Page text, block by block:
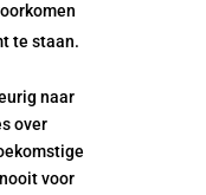
te staan.
naar
over
voor